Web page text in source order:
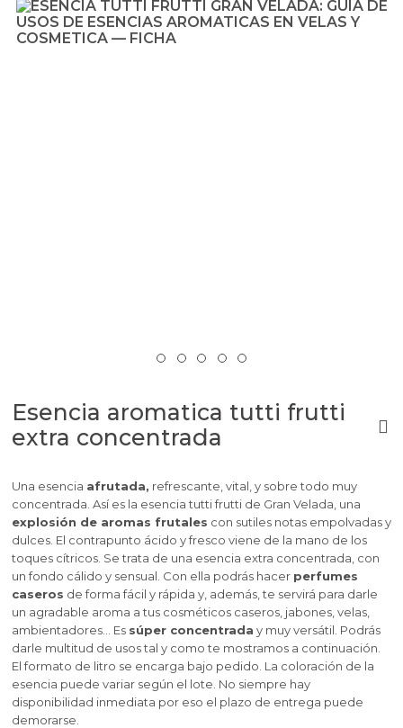
Esencia aromatica tutti frutti
extra concentrada
Una esencia afrutada, refrescante, vital, y sobre todo muy
concentrada. Así es la esencia tutti frutti de Gran Velada, una
explosión de aromas frutales con sutiles notas empolvadas y
dulces. El contrapunto ácido y fresco viene de la mano de los
toques cítricos. Se trata de una esencia extra concentrada, con
un fondo cálido y sensual. Con ella podrás hacer perfumes
caseros de forma fácil y rápida y, además, te servirá para darle
un agradable aroma a tus cosméticos caseros, jabones, velas,
ambientadores... Es súper concentrada y muy versátil. Podrás
darle multitud de usos tal y como te mostramos a continuación.
El formato de litro se encarga bajo pedido. La coloración de la
esencia puede variar según el lote. No siempre hay
disponibilidad inmediata por eso el plazo de entrega puede
demorarse.